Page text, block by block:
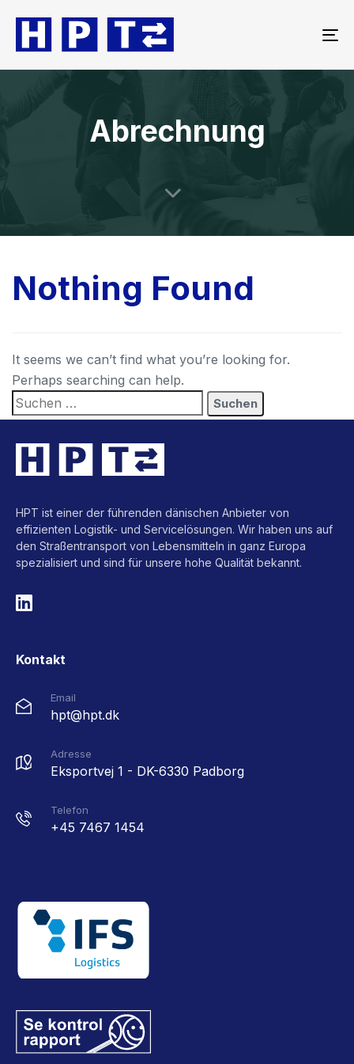
Abrechnung
Nothing Found
It seems we can’t find what you’re looking for.
Perhaps searching can help.
HPT ist einer der führenden dänischen Anbieter von
effizienten Logistik- und Servicelösungen. Wir haben uns auf
den Straßentransport von Lebensmitteln in ganz Europa
spezialisiert und sind für unsere hohe Qualität bekannt.
Kontakt
Email
hpt@hpt.dk
Adresse
Eksportvej 1 - DK-6330 Padborg
Telefon
+45 7467 1454